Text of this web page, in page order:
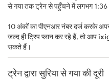
से गया तक ट्रेन से पहुँचने में लगभग
10 अंकों का पीएनआर नंबर दर्ज करके
जल्द ही ट्रिप प्लान कर रहे हैं, तो आप
सकते हैं।
ट्रेन द्वारा सुरिया से गया की दूरी